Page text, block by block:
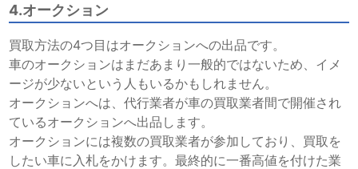
4.オークション
買取方法の4つ目はオークションへの出品です。
車のオークションはまだあまり一般的ではないため、イメ
ージが少ないという人もいるかもしれません。
オークションへは、代行業者が車の買取業者間で開催され
ているオークションへ出品します。
オークションには複数の買取業者が参加しており、買取を
したい車に入札をかけます。最終的に一番高値を付けた業